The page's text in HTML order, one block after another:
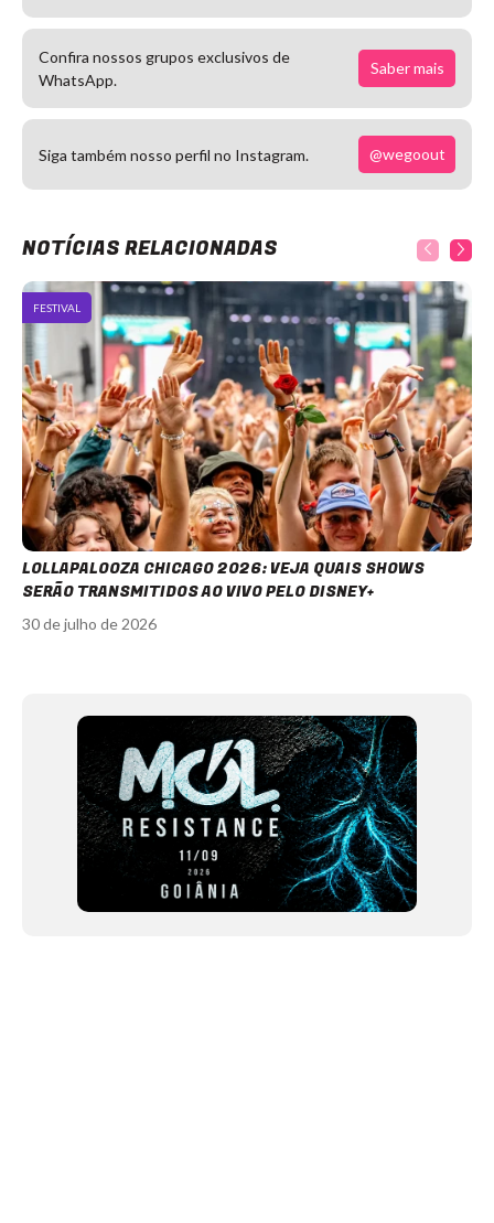
Confira nossos grupos exclusivos de
WhatsApp.
Saber mais
Siga também nosso perfil no Instagram. @wegoout
NOTÍCIAS RELACIONADAS
FESTIVAL
LOLLAPALOOZA CHICAGO 2026: VEJA QUAIS SHOWS
SERÃO TRANSMITIDOS AO VIVO PELO DISNEY+
30 de julho de 2026